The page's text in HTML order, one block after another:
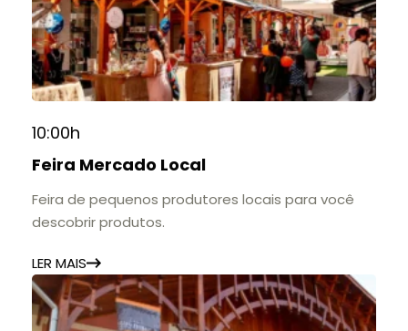
10:00h
Feira Mercado Local
Feira de pequenos produtores locais para você
descobrir produtos.
LER MAIS